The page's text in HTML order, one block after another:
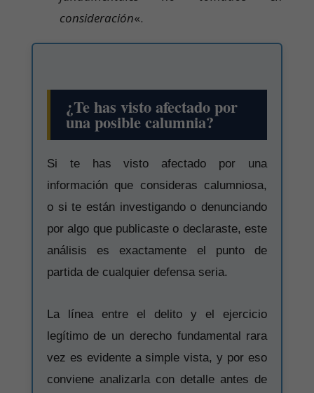
consideración«.
¿Te has visto afectado por
una posible calumnia?
Si te has visto afectado por una
información que consideras calumniosa,
o si te están investigando o denunciando
por algo que publicaste o declaraste, este
análisis es exactamente el punto de
partida de cualquier defensa seria.
La línea entre el delito y el ejercicio
legítimo de un derecho fundamental rara
vez es evidente a simple vista, y por eso
conviene analizarla con detalle antes de